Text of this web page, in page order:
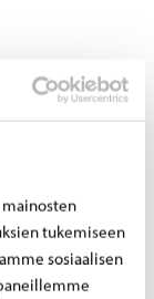
tukemiseen
sosiaalisen